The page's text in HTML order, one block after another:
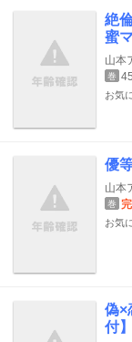
絶
蜜
山本
巻
お気
優
山本
巻 完
お気
偽×
付】